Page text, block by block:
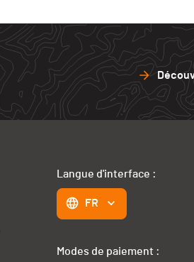
Langue d'interface :
FR
Modes de paiement :